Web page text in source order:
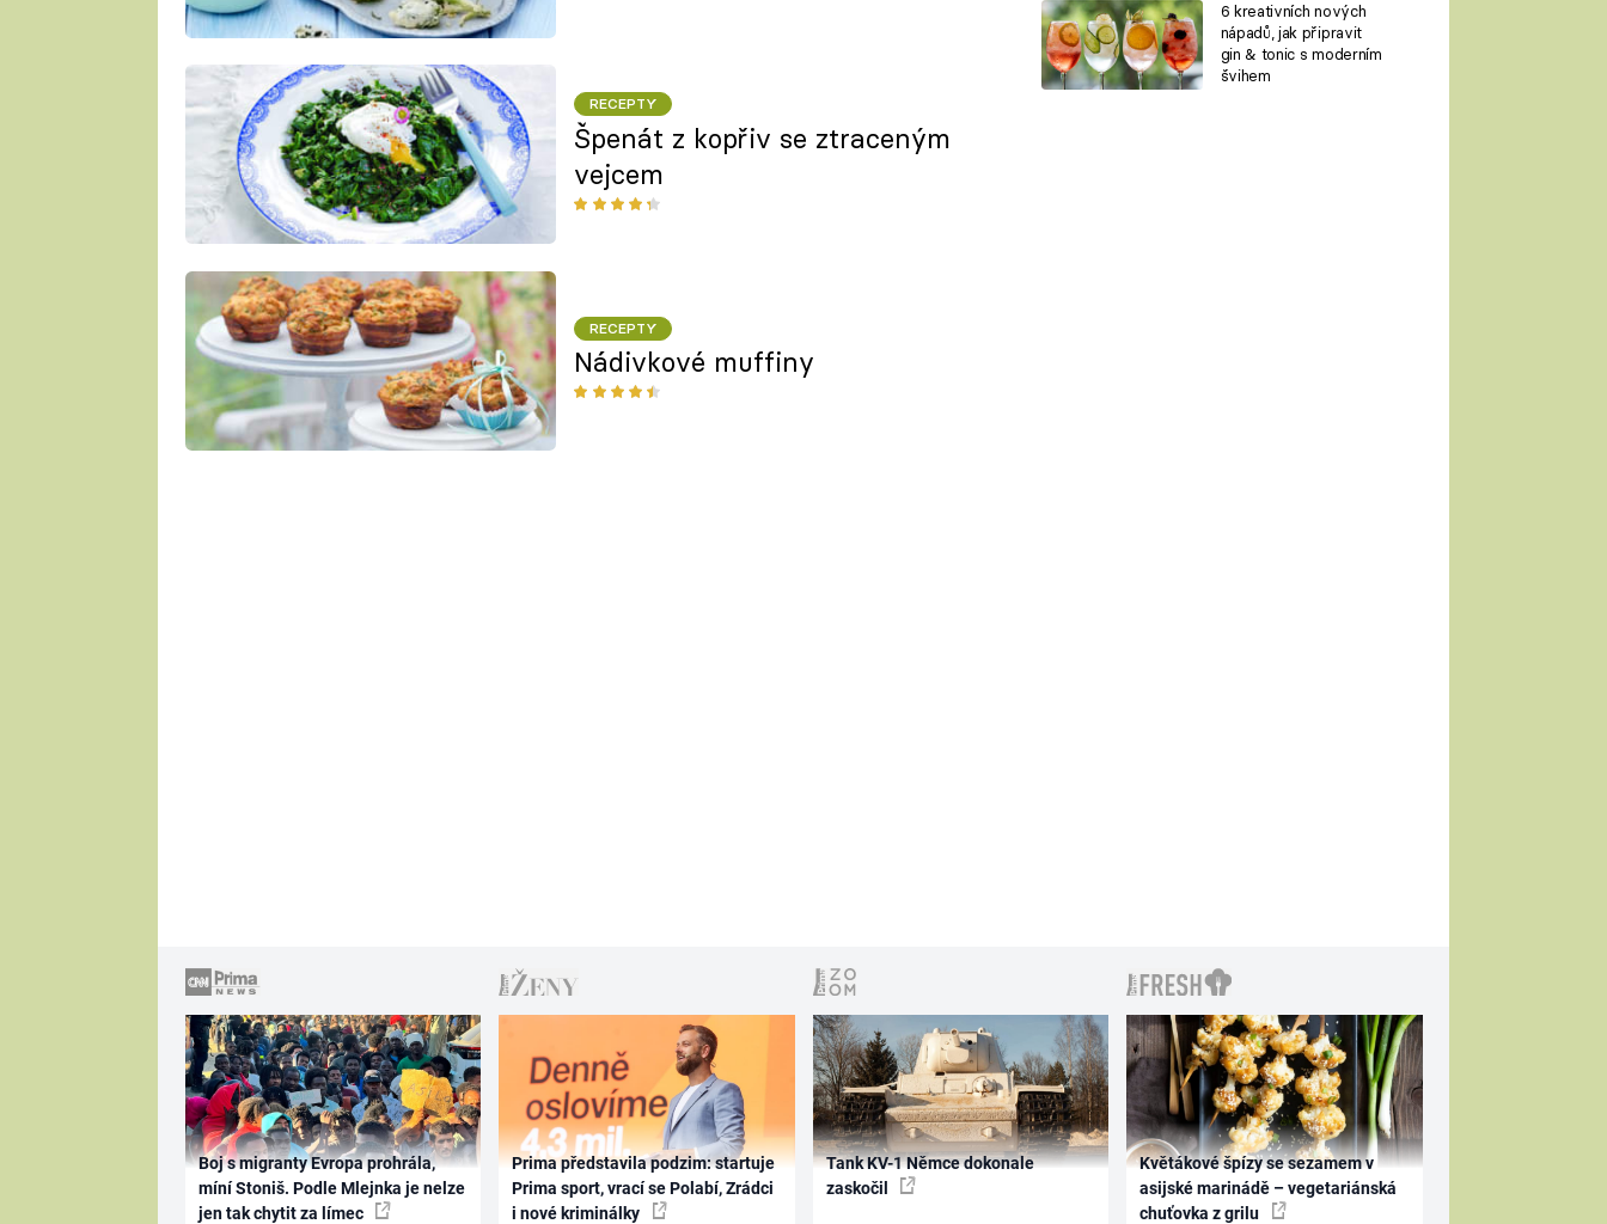
6 kreativních nových
nápadů, jak připravit
gin & tonic s moderním
švihem
RECEPTY
Špenát z kopřiv se ztraceným
vejcem
RECEPTY
Nádivkové muffiny
Boj s migranty Evropa prohrála,
míní Stoniš. Podle Mlejnka je nelze
jen tak chytit za límec
Prima představila podzim: startuje
Prima sport, vrací se Polabí, Zrádci
i nové kriminálky
Tank KV-1 Němce dokonale
zaskočil
Květákové špízy se sezamem v
asijské marinádě – vegetariánská
chuťovka z grilu